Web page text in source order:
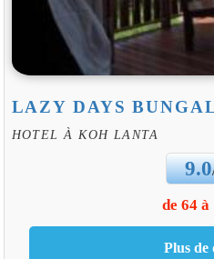
LAZY DAYS
HOTEL À KOH LANTA
9.0
de 64 à